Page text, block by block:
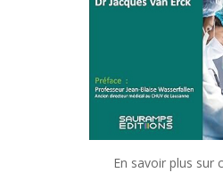
En savoir plus sur